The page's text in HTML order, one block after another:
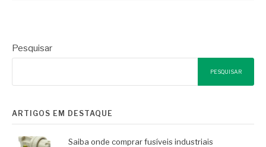
Pesquisar
PESQUISAR
ARTIGOS EM DESTAQUE
Saiba onde comprar fusíveis industriais